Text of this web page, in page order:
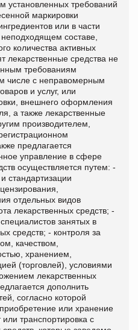
установленных требований
маркировки
или в части
составе,
количества активных
лекарственные средства не
требованиям
числе с неправомерным
и услуг, или
внешнего оформления
а также лекарственные
производителем,
предлагается
управление в сфере
осуществляется путем: -
стандартизации
отдельных видов
лекарственных средств; -
занятых в
средств; - контроля за
качеством,
хранением,
(торговлей), условиями
лекарственных
дополнить
согласно которой
или хранение
транспортировка с